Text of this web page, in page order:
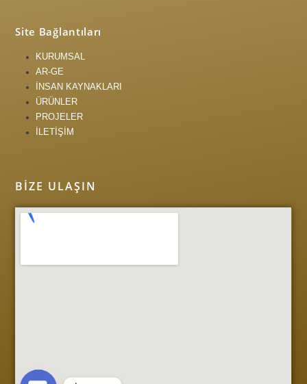
Site Bağlantıları
KURUMSAL
AR-GE
İNSAN KAYNAKLARI
ÜRÜNLER
PROJELER
İLETİŞİM
BIZE ULAŞIN